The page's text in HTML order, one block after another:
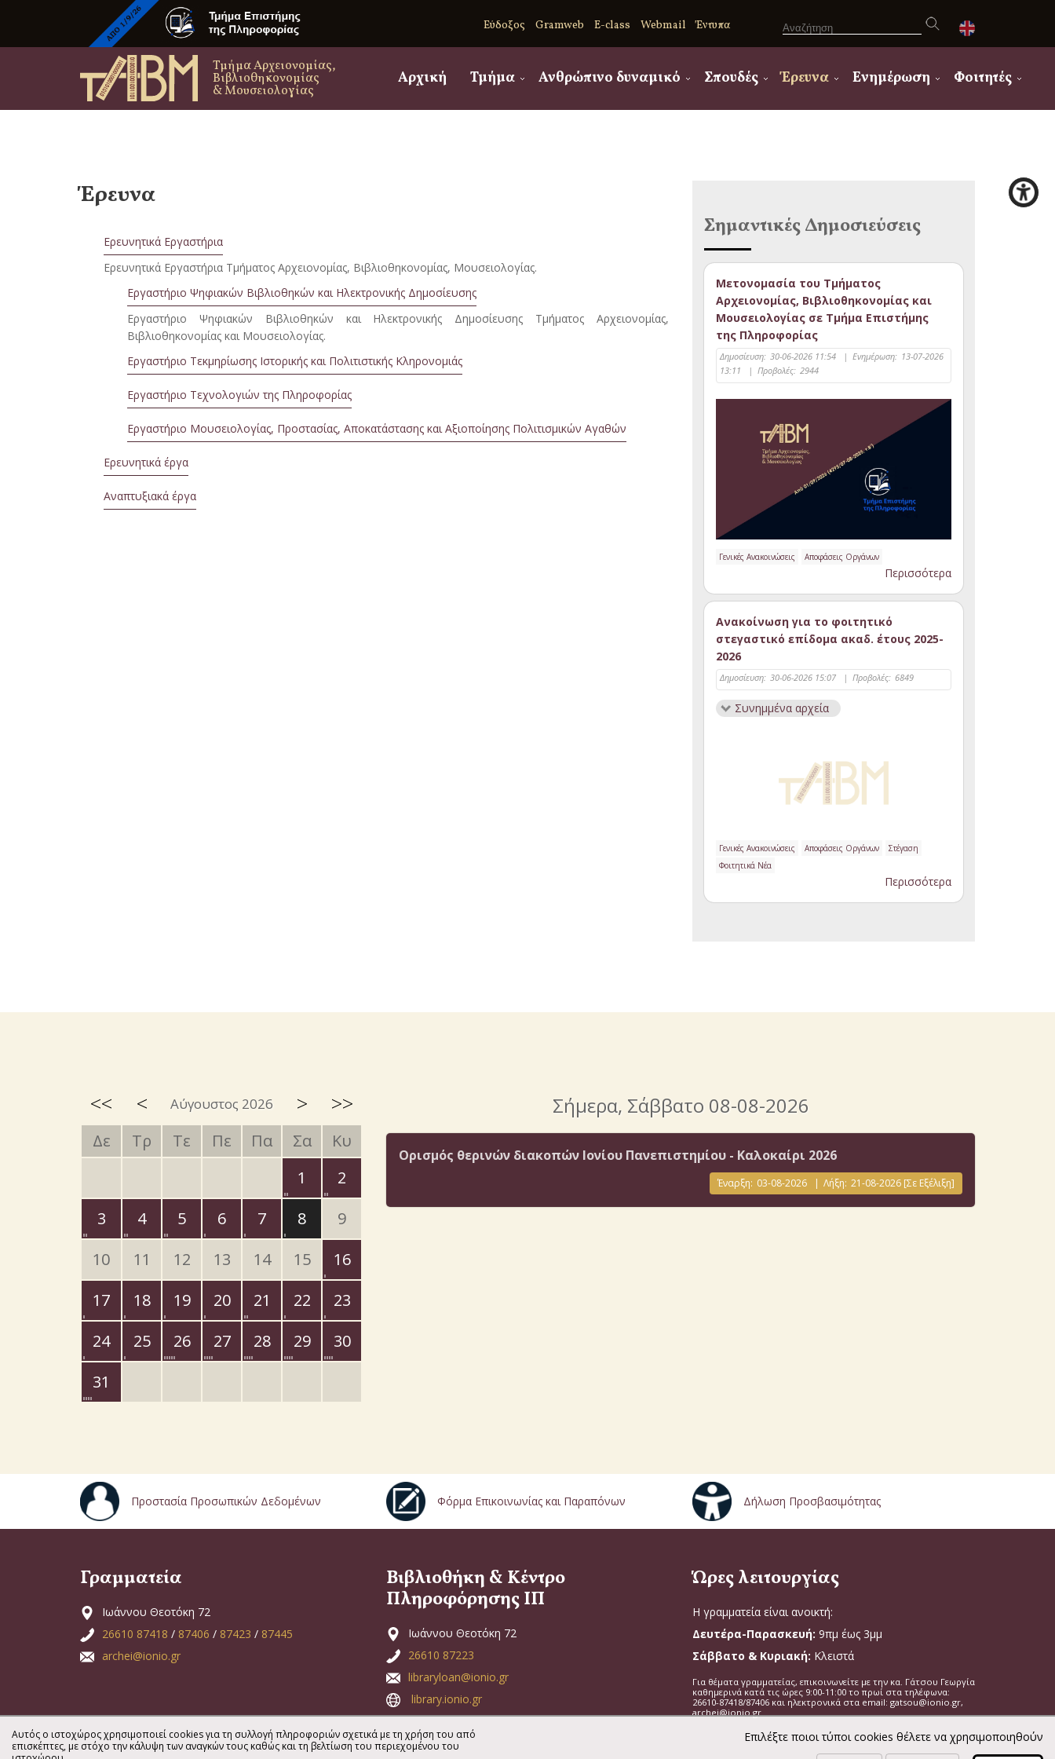
Εύδοξος Gramweb E-class Webmail Έντυπα
Τμήμα Αρχειονομίας,
Βιβλιοθηκονομίας
& Μουσειολογίας
Αρχική Τμήμα Ανθρώπινο δυναμικό Σπουδές Έρευνα Ενημέρωση Φοιτητές
Έρευνα
Ερευνητικά Εργαστήρια
Ερευνητικά Εργαστήρια Τμήματος Αρχειονομίας, Βιβλιοθηκονομίας, Μουσειολογίας.
Εργαστήριο Ψηφιακών Βιβλιοθηκών και Ηλεκτρονικής Δημοσίευσης
Eργαστήριο Ψηφιακών Βιβλιοθηκών και Ηλεκτρονικής Δημοσίευσης Τμήματος Αρχειονομίας,
Βιβλιοθηκονομίας και Μουσειολογίας.
Εργαστήριο Τεκμηρίωσης Ιστορικής και Πολιτιστικής Κληρονομιάς
Εργαστήριο Τεχνολογιών της Πληροφορίας
Εργαστήριο Μουσειολογίας, Προστασίας, Αποκατάστασης και Αξιοποίησης Πολιτισμικών Αγαθών
Ερευνητικά έργα
Αναπτυξιακά έργα
Σημαντικές Δημοσιεύσεις
Μετονομασία του Τμήματος
Αρχειονομίας, Βιβλιοθηκονομίας και
Μουσειολογίας σε Τμήμα Επιστήμης
της Πληροφορίας
Δημοσίευση: 30-06-2026 11:54 | Ενημέρωση: 13-07-2026
13:11
| Προβολές: 2944
Γενικές Ανακοινώσεις Αποφάσεις Οργάνων
Περισσότερα
Ανακοίνωση για το φοιτητικό
στεγαστικό επίδομα ακαδ. έτους 2025-
2026
Δημοσίευση: 30-06-2026 15:07 | Προβολές: 6849
Συνημμένα αρχεία
Γενικές Ανακοινώσεις Αποφάσεις Οργάνων
Στέγαση
Φοιτητικά Νέα
Περισσότερα
<< < Αύγουστος 2026 > >>
Δε Τρ Τε Πε Πα Σα
Κυ
1
2
3
4 5 6 7 8
9
10
11 12 13 14 15
16
17
18 19 20 21 22
23
24
25 26 27 28 29
30
31
Σήμερα, Σάββατο 08-08-2026
Ορισμός θερινών διακοπών Ιονίου Πανεπιστημίου - Καλοκαίρι 2026
Έναρξη: 03-08-2026 | Λήξη: 21-08-2026 [Σε Εξέλιξη]
Προστασία Προσωπικών Δεδομένων Φόρμα Επικοινωνίας και Παραπόνων Δήλωση Προσβασιμότητας
Γραμματεία
Ιωάννου Θεοτόκη 72
26610 87418 / 87406 / 87423 / 87445
archei@ionio.gr
Βιβλιοθήκη & Κέντρο
Πληροφόρησης ΙΠ
Ιωάννου Θεοτόκη 72
26610 87223
libraryloan@ionio.gr
library.ionio.gr
Ώρες λειτουργίας
Η γραμματεία είναι ανοικτή:
Δευτέρα-Παρασκευή: 9πμ έως 3μμ
Σάββατο & Κυριακή: Κλειστά
Για θέματα γραμματείας, επικοινωνείτε με την κα. Γάτσου Γεωργία
καθημερινά κατά τις ώρες 9:00-11:00 το πρωί στα τηλέφωνα:
26610-87418/87406 και ηλεκτρονικά στα email: gatsou@ionio.gr,
archei@ionio.gr
Αυτός ο ιστοχώρος χρησιμοποιεί cookies για τη συλλογή πληροφοριών σχετικά με τη χρήση του από
επισκέπτες, με στόχο την κάλυψη των αναγκών τους καθώς και τη βελτίωση του περιεχομένου του
Επιλέξτε ποιοι τύποι cookies θέλετε να χρησιμοποιηθούν